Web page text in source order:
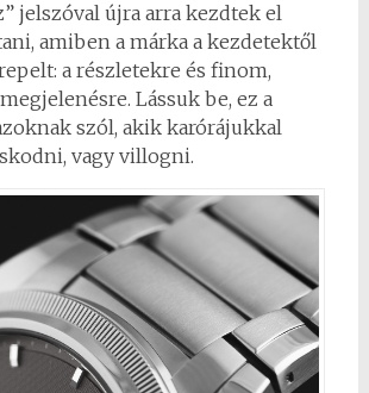
jelszóval újra arra kezdtek el
amiben a márka a kezdetektől
a részletekre és finom,
Lássuk be, ez a
szól, akik karórájukkal
vagy villogni.